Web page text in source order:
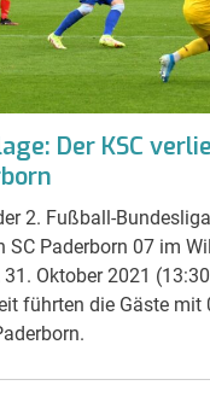
Der KSC
2. Fußball-
SC Paderborn 07 im
Oktober 2021
führten die Gäste mit